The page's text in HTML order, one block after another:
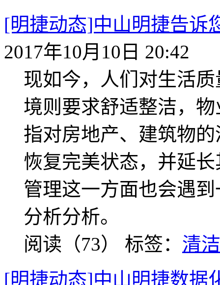
[明捷动态]中山明捷告诉
2017年10月10日 20:42
现如今，人们对生活
境则要求舒适整洁，
指对房地产、建筑物
恢复完美状态，并延
管理这一方面也会遇
分析分析。
阅读（73） 标签： 清
[明捷动态]中山明捷数据